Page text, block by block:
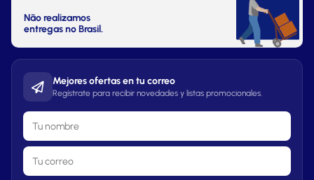
Não realizamos
entregas no Brasil.
Mejores ofertas en tu correo
Regístrate para recibir novedades y listas promocionales.